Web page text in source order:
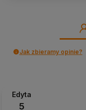
Jak zbieramy opinie?
Edyta
5